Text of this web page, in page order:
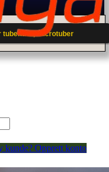
tubefluer; Microtuber
kunde? Opprett konto